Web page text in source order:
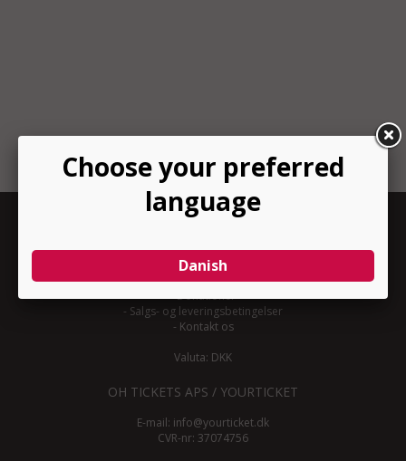
INFORMATION
-Om YourTicket
Bliv arrangør
-Arrangør login
-Donationer
- Salgs- og leveringsbetingelser
- Kontakt os
Valuta: DKK
OH TICKETS APS / YOURTICKET
E-mail: info@yourticket.dk
CVR-nr: 37074756